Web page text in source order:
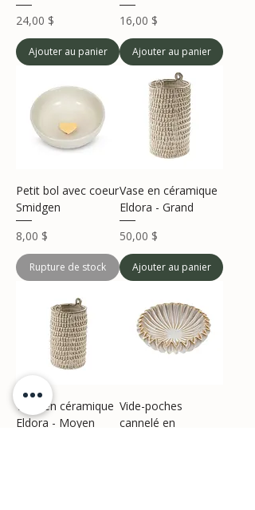
Prix
24,00 $
Ajouter au panier
Prix
16,00 $
Ajouter au panier
Petit bol avec coeur
Smidgen
Prix
8,00 $
Rupture de stock
Vase en céramique
Eldora - Grand
Prix
50,00 $
Ajouter au panier
Vase en céramique
Eldora - Moyen
Vide-poches
cannelé en